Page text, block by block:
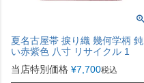
夏名古屋帯 捩り織 幾何学柄 鈍
い赤紫色 八寸 リサイクル 1
当店特別価格 ¥7,700税込